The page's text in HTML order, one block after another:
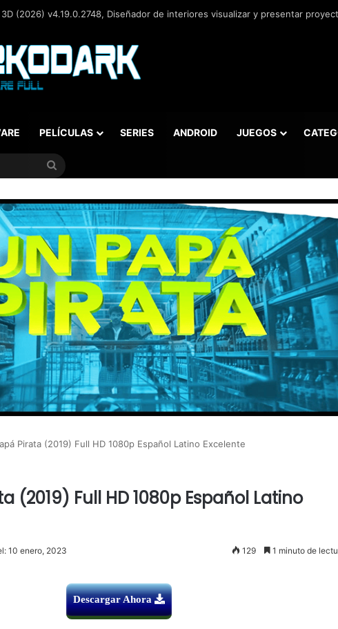
3D (2026) v4.19.0.2748, Diseñador de interiores visualizar y presentar
PELÍCULAS SERIES ANDROID JUEGOS
Buscar
Pirata (2019) Full HD 1080p Español Latino Excelente
(2019) Full HD 1080p Español Latino
10 enero, 2023 129 1 minuto de
Descargar Ahora